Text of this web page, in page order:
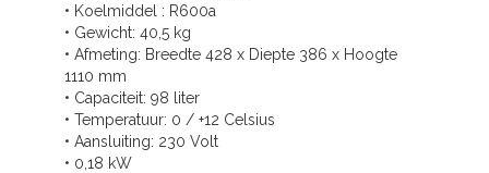
• Koelmiddel : R600a
• Gewicht: 40,5 kg
• Afmeting: Breedte 428 x Diepte 386 x Hoogte
1110 mm
• Capaciteit: 98 liter
• Temperatuur: 0 / +12 Celsius
• Aansluiting: 230 Volt
• 0,18 kW